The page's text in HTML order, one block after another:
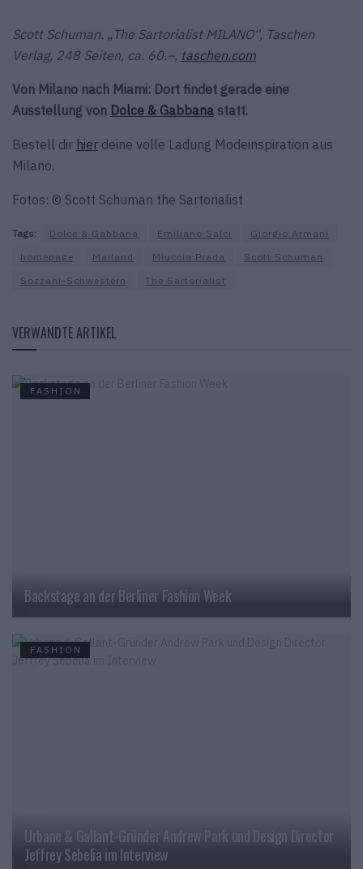
Scott Schuman. „The Sartorialist MILANO“, Taschen
Verlag, 248 Seiten, ca. 60.–, taschen.com
Von Milano nach Miami: Dort findet gerade eine
Ausstellung von Dolce & Gabbana statt.
Bestell dir hier deine volle Ladung Modeinspiration aus
Milano.
Fotos: © Scott Schuman the Sartorialist
Tags: Dolce & Gabbana Emiliano Salci
Giorgio Armani
homepage
Mailand Miuccia Prada
Scott Schuman
Sozzani-Schwestern
The Sartorialist
VERWANDTE ARTIKEL
FASHION
Backstage an der Berliner Fashion Week
FASHION
Urbane & Gallant-Gründer Andrew Park und Design Director
Jeffrey Sebelia im Interview